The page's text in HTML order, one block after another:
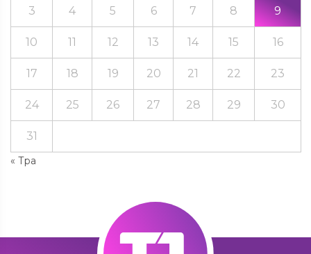
« Тра
3 4 5 6 7 8 9
10 11 12 13 14 15 16
17 18 19 20 21 22 23
24 25 26 27 28 29 30
31